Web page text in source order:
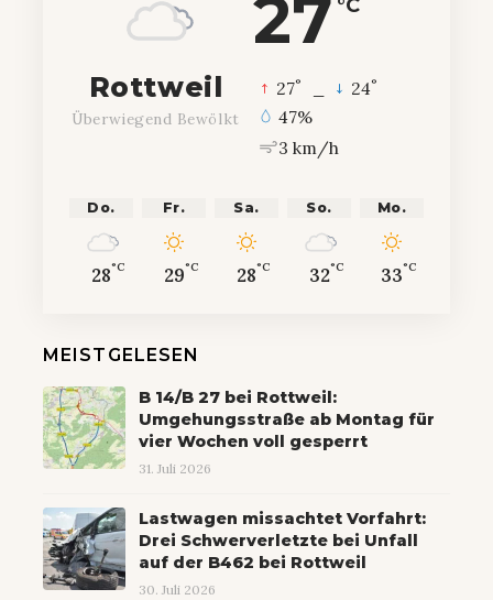
27 °C
Rottweil
Überwiegend Bewölkt
27° 24°
47%
3 km/h
Do.
28°C
Fr.
29°C
Sa.
28°C
So.
32°C
Mo.
33°C
MEISTGELESEN
B 14/B 27 bei Rottweil:
Umgehungsstraße ab Montag für
vier Wochen voll gesperrt
31. Juli 2026
Lastwagen missachtet Vorfahrt:
Drei Schwerverletzte bei Unfall
auf der B462 bei Rottweil
30. Juli 2026